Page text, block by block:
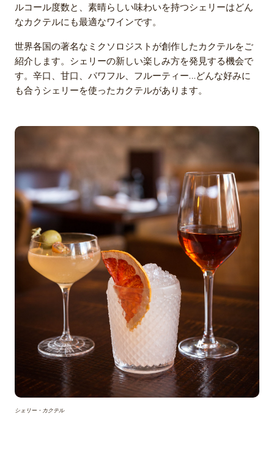
ルコール度数と、素晴らしい味わいを持つシェリーはどん
なカクテルにも最適なワインです。
世界各国の著名なミクソロジストが創作したカクテルをご
紹介します。シェリーの新しい楽しみ方を発見する機会で
す。辛口、甘口、パワフル、フルーティー…どんな好みに
も合うシェリーを使ったカクテルがあります。
シェリー・カクテル